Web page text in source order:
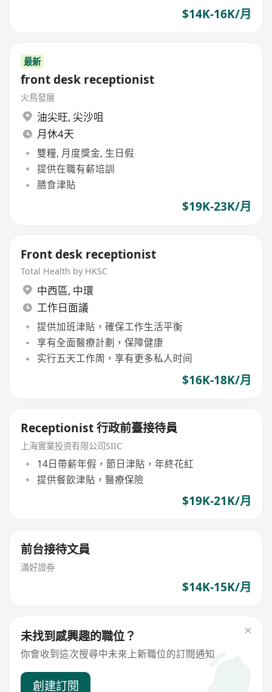
$14K-16K/月
最新
front desk receptionist
火鳥發展
油尖旺, 尖沙咀
月休4天
雙糧, 月度獎金, 生日假
提供在職有薪培訓
膳食津貼
$19K-23K/月
Front desk receptionist
Total Health by HKSC
中西區, 中環
工作日面議
提供加班津貼，確保工作生活平衡
享有全面醫療計劃，保障健康
实行五天工作周，享有更多私人时间
$16K-18K/月
Receptionist 行政前臺接待員
上海實業投资有限公司SIIC
14日帶薪年假，節日津貼，年終花紅
提供餐飲津貼，醫療保險
$19K-21K/月
前台接待文員
滿好證券
$14K-15K/月
未找到感興趣的職位？
你會收到這次搜尋中未來上新職位的訂閱通知
創建訂閱